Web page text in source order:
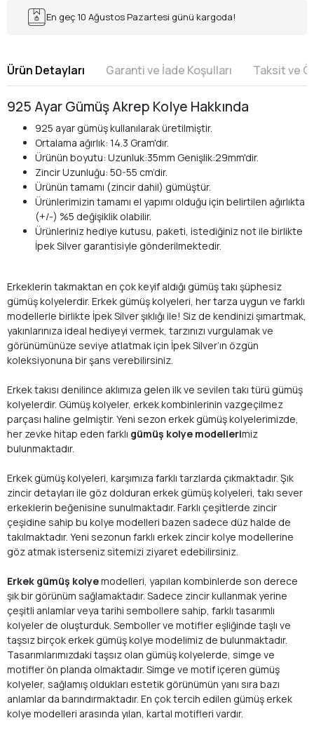
En geç 10 Ağustos Pazartesi günü kargoda!
Ürün Detayları Garanti ve İade Koşulları Taksit ve
925 Ayar Gümüş Akrep Kolye Hakkında
925 ayar gümüş kullanılarak üretilmiştir.
Ortalama ağırlık: 14.3 Gram'dır.
Ürünün boyutu: Uzunluk:35mm Genişlik:29mm'dir.
Zincir Uzunluğu: 50-55 cm’dir.
Ürünün tamamı (zincir dahil) gümüştür.
Ürünlerimizin tamamı el yapımı olduğu için belirtilen ağırlıkta
(+/-) %5 değişiklik olabilir.
Ürünleriniz hediye kutusu, paketi, istediğiniz not ile birlikte
İpek Silver garantisiyle gönderilmektedir.
Erkeklerin takmaktan en çok keyif aldığı gümüş takı şüphesiz
gümüş kolyelerdir. Erkek gümüş kolyeleri, her tarza uygun ve farklı
modellerle birlikte İpek Silver şıklığı ile! Siz de kendinizi şımartmak,
yakınlarınıza ideal hediyeyi vermek, tarzınızı vurgulamak ve
görünümünüze seviye atlatmak için İpek Silver’ın özgün
koleksiyonuna bir şans verebilirsiniz.
Erkek takısı denilince aklımıza gelen ilk ve sevilen takı türü gümüş
kolyelerdir. Gümüş kolyeler, erkek kombinlerinin vazgeçilmez
parçası haline gelmiştir. Yeni sezon erkek gümüş kolyelerimizde,
her zevke hitap eden farklı gümüş kolye modellerimiz
bulunmaktadır.
Erkek gümüş kolyeleri, karşımıza farklı tarzlarda çıkmaktadır. Şık
zincir detayları ile göz dolduran erkek gümüş kolyeleri, takı sever
erkeklerin beğenisine sunulmaktadır. Farklı çeşitlerde zincir
çeşidine sahip bu kolye modelleri bazen sadece düz halde de
takılmaktadır. Yeni sezonun farklı erkek zincir kolye modellerine
göz atmak isterseniz sitemizi ziyaret edebilirsiniz.
Erkek gümüş kolyemodelleri, yapılan kombinlerde son derece
şık bir görünüm sağlamaktadır. Sadece zincir kullanmak yerine
çeşitli anlamlar veya tarihi sembollere sahip, farklı tasarımlı
kolyeler de oluşturduk. Semboller ve motifler eşliğinde taşlı ve
taşsız birçok erkek gümüş kolye modelimiz de bulunmaktadır.
Tasarımlarımızdaki taşsız olan gümüş kolyelerde, simge ve
motifler ön planda olmaktadır. Simge ve motif içeren gümüş
kolyeler, sağlamış oldukları estetik görünümün yanı sıra bazı
anlamlar da barındırmaktadır. En çok tercih edilen gümüş erkek
kolye modelleri arasında yılan, kartal motifleri vardır.